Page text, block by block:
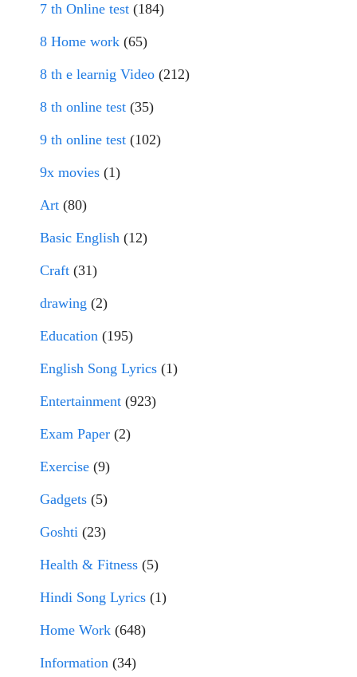
7 th Online test (184)
8 Home work (65)
8 th e learnig Video (212)
8 th online test (35)
9 th online test (102)
9x movies (1)
Art (80)
Basic English (12)
Craft (31)
drawing (2)
Education (195)
English Song Lyrics (1)
Entertainment (923)
Exam Paper (2)
Exercise (9)
Gadgets (5)
Goshti (23)
Health & Fitness (5)
Hindi Song Lyrics (1)
Home Work (648)
Information (34)